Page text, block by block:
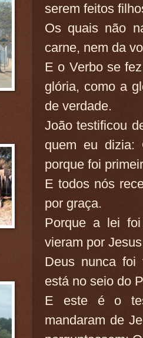
serem feitos
Os quais não
carne, nem da
E o Verbo se
glória, como a
de verdade.
João testificou
quem eu
porque foi
E todos nós
por graça.
Porque a lei
vieram por
Deus nunca foi
está no seio do
E este é o
mandaram de